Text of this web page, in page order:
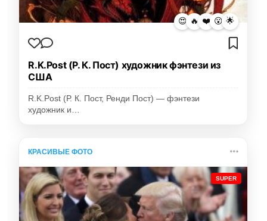
😍 🔥 ❤️ 😮 🌟
R.K.Post (Р. К. Пост) художник фэнтези из
США
R.K.Post (Р. К. Пост, Ренди Пост) — фэнтези
художник и…
КРАСИВЫЕ ФОТО
SUPER